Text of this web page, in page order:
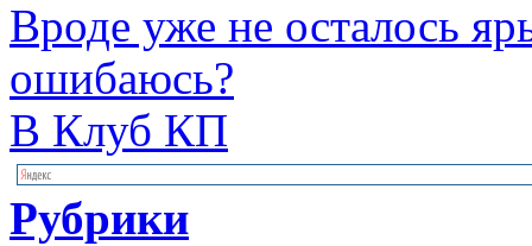
Вроде уже не осталось
ошибаюсь?
В Клуб КП
Рубрики